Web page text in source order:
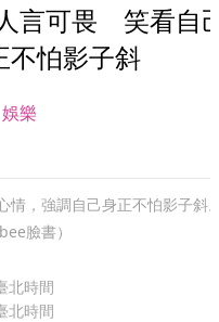
言可畏 笑看自
不怕影子斜
娛樂
情，強調自己身正不怕影子斜
臉書）
北時間
北時間